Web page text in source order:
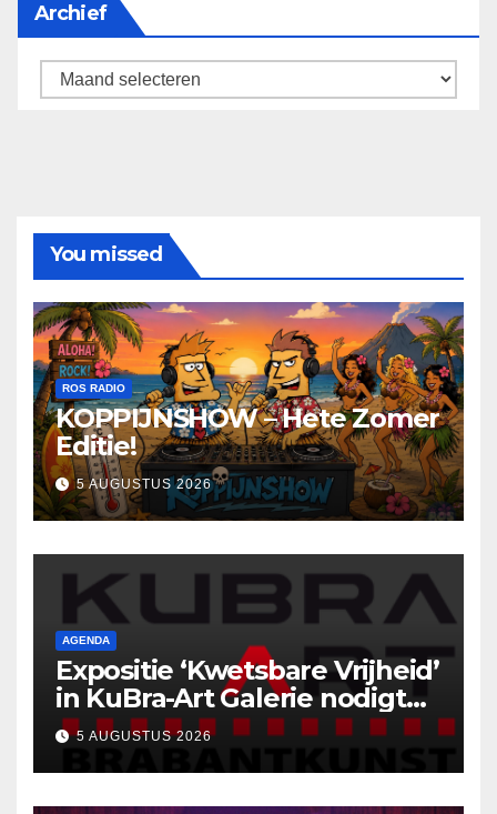
Archief
Archief
You missed
ROS RADIO
KOPPIJNSHOW – Hete Zomer
Editie!
5 AUGUSTUS 2026
AGENDA
Expositie ‘Kwetsbare Vrijheid’
in KuBra-Art Galerie nodigt
uit tot ontmoeting en
reflectie
5 AUGUSTUS 2026